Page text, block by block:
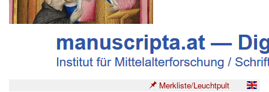
Merkliste/Leuchtpult